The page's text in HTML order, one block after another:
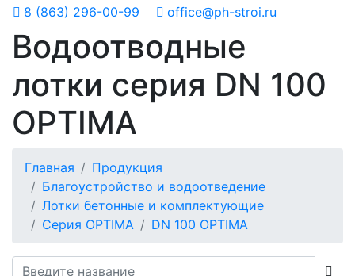
8 (863) 296-00-99 office@ph-stroi.ru
Водоотводные
лотки серия DN 100
OPTIMA
Главная
Продукция
Благоустройство и водоотведение
Лотки бетонные и комплектующие
Серия OPTIMA
DN 100 OPTIMA